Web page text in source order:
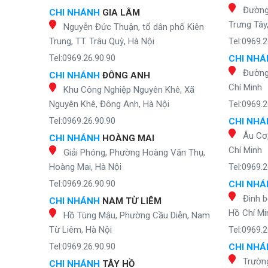
CHI NHÁNH GIA LÂM
Nguyễn Đức Thuận, tổ dân phố Kiên
Trung, TT. Trâu Quỳ, Hà Nội
Tel:0969.26.90.90
CHI NHÁNH ĐÔNG ANH
Khu Công Nghiệp Nguyên Khê, Xã
Nguyên Khê, Đông Anh, Hà Nội
Tel:0969.26.90.90
CHI NHÁNH HOÀNG MAI
Giải Phóng, Phường Hoàng Văn Thụ,
Hoàng Mai, Hà Nội
Tel:0969.26.90.90
CHI NHÁNH NAM TỪ LIÊM
Hồ Tùng Mậu, Phường Cầu Diễn, Nam
Từ Liêm, Hà Nội
Tel:0969.26.90.90
CHI NHÁNH TÂY HỒ
Trưng
CHI
Chí Minh
CHI
Âu
Chí Minh
CHI
Đinh
Hồ Chí
CHI